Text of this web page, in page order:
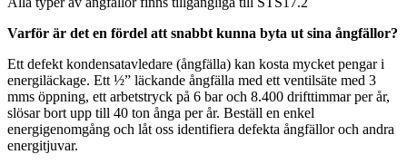
Varför är det en fördel att snabbt kunna byta ut sina ångfällor?
Ett defekt kondensatavledare (ångfälla) kan kosta mycket pengar i
energiläckage. Ett ½” läckande ångfälla med ett ventilsäte med 3
mms öppning, ett arbetstryck på 6 bar och 8.400 drifttimmar per år,
slösar bort upp till 40 ton ånga per år. Beställ en enkel
energigenomgång och låt oss identifiera defekta ångfällor och andra
energitjuvar.